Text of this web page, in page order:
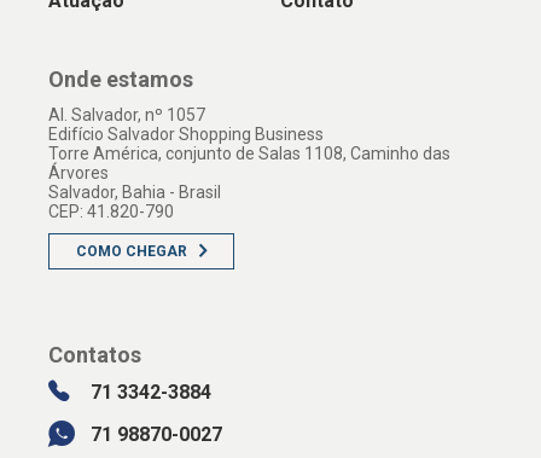
Onde estamos
Al. Salvador, nº 1057
Edifício Salvador Shopping Business
Torre América, conjunto de Salas 1108, Caminho das
Árvores
Salvador, Bahia - Brasil
CEP: 41.820-790
COMO CHEGAR
Contatos
71 3342-3884
71 98870-0027